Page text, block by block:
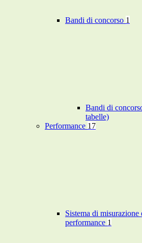
Bandi di concorso 1
Bandi di
tabelle)
Performance 17
Sistema di misurazione
performance 1